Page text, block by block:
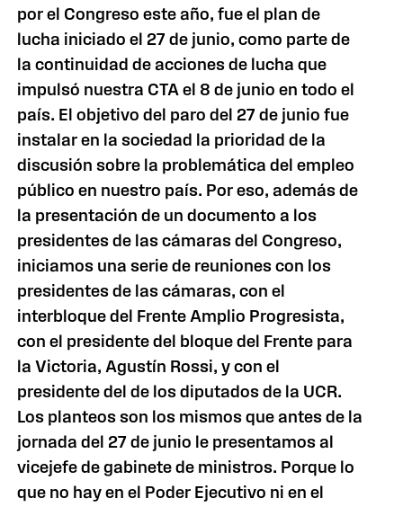
por el Congreso este año, fue el plan de
lucha iniciado el 27 de junio, como parte de
la continuidad de acciones de lucha que
impulsó nuestra CTA el 8 de junio en todo el
país. El objetivo del paro del 27 de junio fue
instalar en la sociedad la prioridad de la
discusión sobre la problemática del empleo
público en nuestro país. Por eso, además de
la presentación de un documento a los
presidentes de las cámaras del Congreso,
iniciamos una serie de reuniones con los
presidentes de las cámaras, con el
interbloque del Frente Amplio Progresista,
con el presidente del bloque del Frente para
la Victoria, Agustín Rossi, y con el
presidente del de los diputados de la UCR.
Los planteos son los mismos que antes de la
jornada del 27 de junio le presentamos al
vicejefe de gabinete de ministros. Porque lo
que no hay en el Poder Ejecutivo ni en el